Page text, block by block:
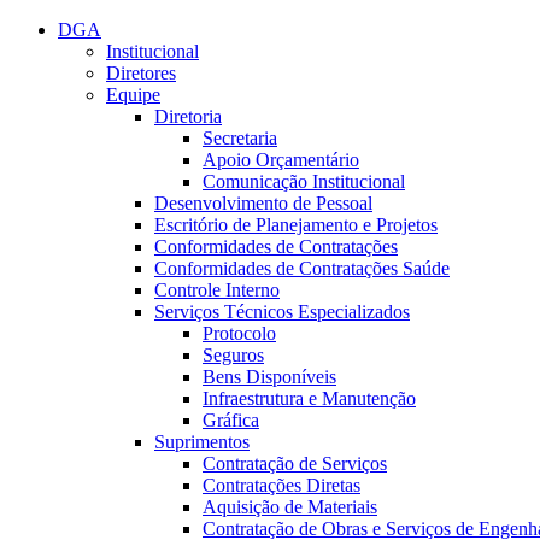
Conteúdo principal
DGA
Institucional
Diretores
Equipe
Diretoria
Secretaria
Apoio Orçamentário
Comunicação Institucional
Desenvolvimento de Pessoal
Escritório de Planejamento e Projetos
Conformidades de Contratações
Conformidades de Contratações Saúde
Controle Interno
Serviços Técnicos Especializados
Protocolo
Seguros
Bens Disponíveis
Infraestrutura e Manutenção
Gráfica
Suprimentos
Contratação de Serviços
Contratações Diretas
Aquisição de Materiais
Contratação de Obras e Serviços de